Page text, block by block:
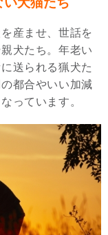
産ませ、世話を
犬たち。年老い
送られる猟犬た
都合やいい加減
っています。